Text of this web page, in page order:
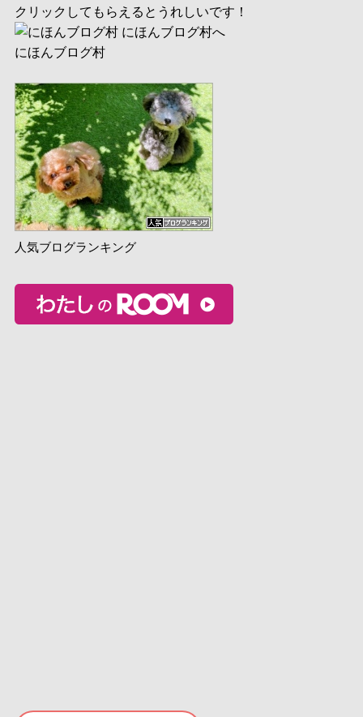
クリックしてもらえるとうれしいです！
にほんブログ村
人気ブログランキング